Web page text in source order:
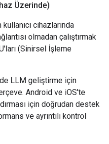
Üzerinde)
cihazlarında
olmadan çalıştırmak
(Sinirsel İşleme
LLM geliştirme için
Android ve iOS'te
için doğrudan destek
ve ayrıntılı kontrol